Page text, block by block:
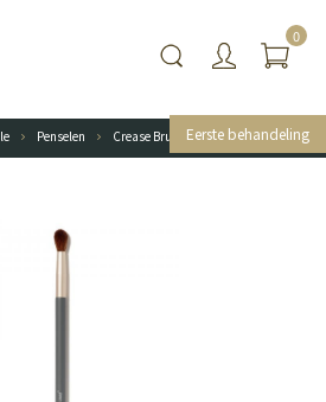
Eerste behandeling
0
Penselen Crease Brush